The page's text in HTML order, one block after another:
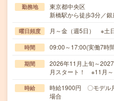
勤務地
東京都中央区
新橋駅から徒歩3分／
曜日頻度 月～金（週5日） ※土
時間 09:00～17:00(実働7時
期間
2026年11月上旬～
月スタート！ ※11月～
時給
時給1900円 〇モデル
場合